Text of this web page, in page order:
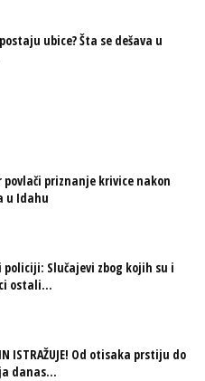
ubice? Šta se dešava u
povlači priznanje krivice nakon
u Idahu
Slučajevi zbog kojih su i
ostali...
ISTRAŽUJE! Od otisaka prstiju do
danas...